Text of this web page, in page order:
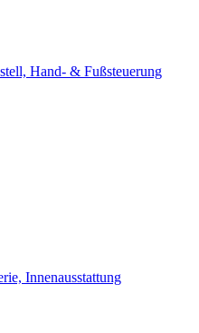
Hand- & Fußsteuerung
Innenausstattung